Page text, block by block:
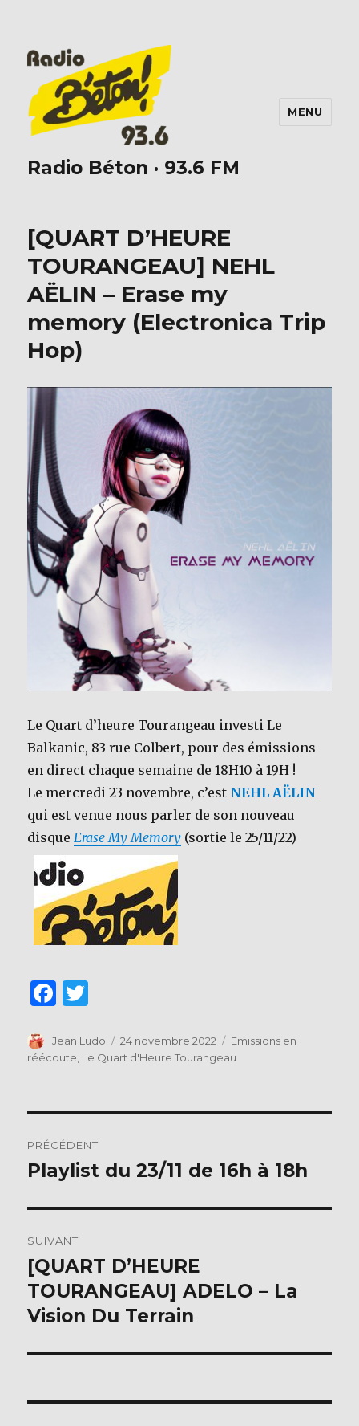
Radio Béton · 93.6 FM
MENU
[QUART D’HEURE
TOURANGEAU] NEHL
AËLIN – Erase my
memory (Electronica Trip
Hop)
Le Quart d’heure Tourangeau investi Le
Balkanic, 83 rue Colbert, pour des émissions
en direct chaque semaine de 18H10 à 19H !
Le mercredi 23 novembre, c’est NEHL AËLIN
qui est venue nous parler de son nouveau
disqueErase My Memory (sortie le 25/11/22)
F
c
e
o
o
k
it
te
Auteur
Jean Ludo
Publié
le
24 novembre 2022 Catégories
Emissions en
réécoute, Le Quart d'Heure Tourangeau
de
PRÉCÉDENT
Publication
Playlist du 23/11 de 16h à 18h
SUIVANT
Publication
suivante :
[QUART D’HEURE
TOURANGEAU] ADELO – La
Vision Du Terrain